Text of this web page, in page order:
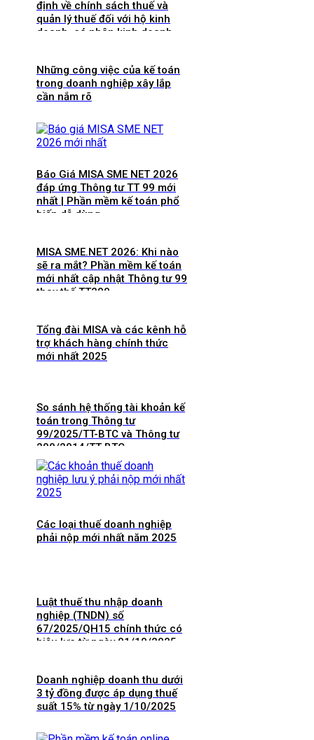
định về chính sách thuế và
quản lý thuế đối với hộ kinh
doanh, cá nhân kinh doanh
Những công việc của kế toán
trong doanh nghiệp xây lắp
cần nắm rõ
Báo Giá MISA SME NET 2026
đáp ứng Thông tư TT 99 mới
nhất | Phần mềm kế toán phổ
biến dễ dùng
MISA SME.NET 2026: Khi nào
sẽ ra mắt? Phần mềm kế toán
mới nhất cập nhật Thông tư 99
thay thế TT200
Tổng đài MISA và các kênh hỗ
trợ khách hàng chính thức
mới nhất 2025
So sánh hệ thống tài khoản kế
toán trong Thông tư
99/2025/TT-BTC và Thông tư
200/2014/TT-BTC
Các loại thuế doanh nghiệp
phải nộp mới nhất năm 2025
Luật thuế thu nhập doanh
nghiệp (TNDN) số
67/2025/QH15 chính thức có
hiệu lực từ ngày 01/10/2025
Doanh nghiệp doanh thu dưới
3 tỷ đồng được áp dụng thuế
suất 15% từ ngày 1/10/2025